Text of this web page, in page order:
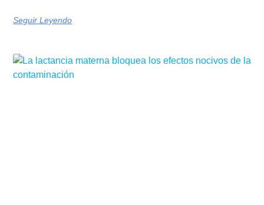
Seguir Leyendo